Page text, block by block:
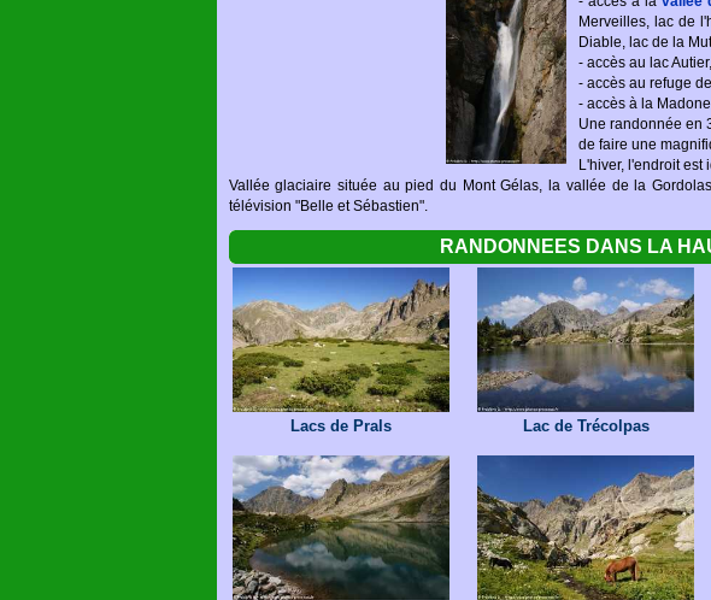
Merveilles, lac de
Diable, lac de la
- accès au lac Autier,
- accès au refuge
- accès à la
Une randonnée en
de faire une
L'hiver, l'endroit
Vallée glaciaire située au pied du Mont Gélas, la vallée de la
télévision "Belle et Sébastien".
RANDONNEES DANS LA
Lacs de Prals Lac de Trécolpas